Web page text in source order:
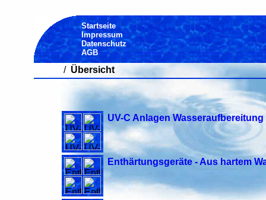
Startseite
Impressum
Datenschutz
AGB
/ Übersicht
UV-C Anlagen
Enthärtungsgeräte - Aus hartem